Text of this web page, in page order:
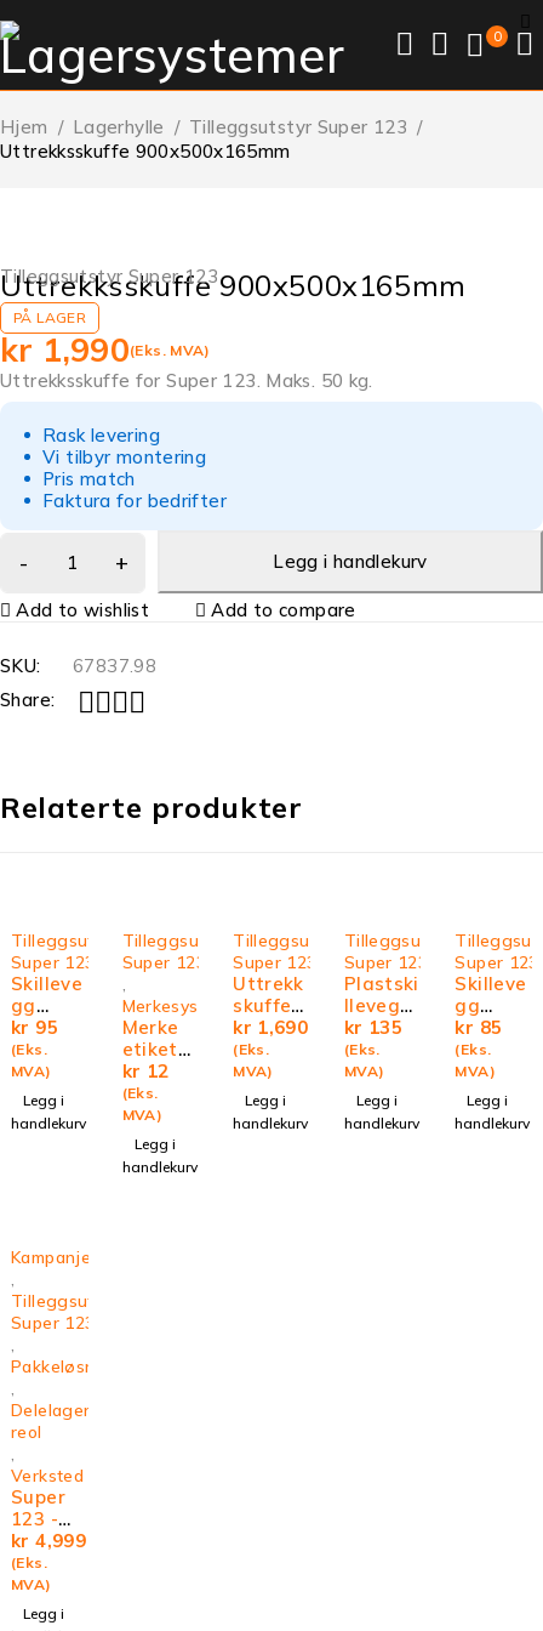
0
Hjem / Lagerhylle / Tilleggsutstyr Super 123 /
Uttrekksskuffe 900x500x165mm
Tilleggsutstyr Super 123
Uttrekksskuffe 900x500x165mm
PÅ LAGER
kr 1,990(Eks. MVA)
Uttrekksskuffe for Super 123. Maks. 50 kg.
Rask levering
Vi tilbyr montering
Pris match
Faktura for bedrifter
Legg i handlekurv
Add to wishlist Add to compare
SKU:
67837.98
Share:
Relaterte produkter
Tilleggsutstyr
Super 123
Skilleve
gg
500x10
0mm
kr 95
(Eks.
MVA)
Legg i
handlekurv
Tilleggsutstyr
Super 123
Merkesystemer
Merke
etikette
r for
Super1
23
kr 12
(Eks.
MVA)
Legg i
handlekurv
Tilleggsutstyr
Super 123
Uttrekk
skuffe
900x50
0x66m
m
kr 1,690
(Eks.
MVA)
Legg i
handlekurv
Tilleggsutstyr
Super 123
Plastski
llevegg
400 x
200
kr 135
(Eks.
MVA)
Legg i
handlekurv
Super 123
Skilleve
gg
400x10
0mm
kr 85
(Eks.
MVA)
Legg i
handlekurv
Kampanje
Tilleggsutstyr
Super 123
Pakkeløsninger
Delelager
reol
Verksted
Super
123 -
Modulb
ox A
kr 4,999
(Eks.
MVA)
Legg i